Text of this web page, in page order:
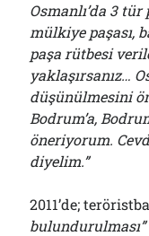
Osmanlı’da 3
mülkiye paşası,
paşa rütbesi
yaklaşırsanız…
düşünülmesini
Bodrum’a,
öneriyorum.
diyelim.”
2011’de;
bulundurulması”